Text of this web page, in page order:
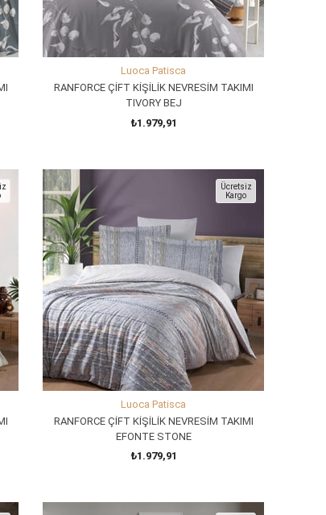
Luoca Patisca
RANFORCE ÇİFT KİŞİLİK NEVRESİM TAKIMI
TIVORY BEJ
₺1.979,91
Ücretsiz
Kargo
Luoca Patisca
RANFORCE ÇİFT KİŞİLİK NEVRESİM TAKIMI
EFONTE STONE
₺1.979,91